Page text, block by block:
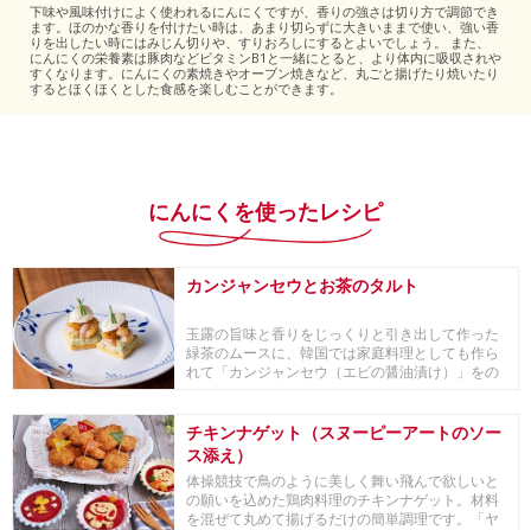
下味や風味付けによく使われるにんにくですが、香りの強さは切り方で調節でき
ます。ほのかな香りを付けたい時は、あまり切らずに大きいままで使い、強い香
りを出したい時にはみじん切りや、すりおろしにするとよいでしょう。 また、
にんにくの栄養素は豚肉などビタミンB1と一緒にとると、より体内に吸収されや
すくなります。にんにくの素焼きやオーブン焼きなど、丸ごと揚げたり焼いたり
するとほくほくとした食感を楽しむことができます。
にんにくを使ったレシピ
カンジャンセウとお茶のタルト
玉露の旨味と香りをじっくりと引き出して作った
緑茶のムースに、韓国では家庭料理としても作ら
れて「カンジャンセウ（エビの醤油漬け）」をの
チキンナゲット（スヌーピーアートのソー
ス添え）
体操競技で鳥のように美しく舞い飛んで欲しいと
の願いを込めた鶏肉料理のチキンナゲット。材料
を混ぜて丸めて揚げるだけの簡単調理です。「ヤ